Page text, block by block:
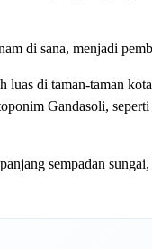
di sana, menjadi
di taman-taman
Gandasoli,
sempadan